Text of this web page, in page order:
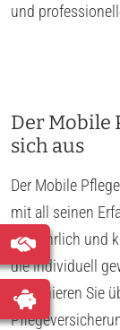
und
Der Mobile
sich aus
Der Mobile
mit all seinen
ausführlich und
die individuell
informieren Sie